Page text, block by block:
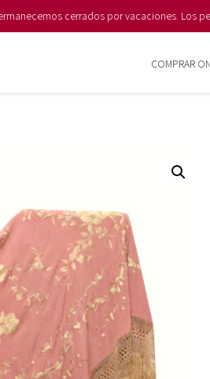
cerrados por vacaciones. Los
COMPRAR